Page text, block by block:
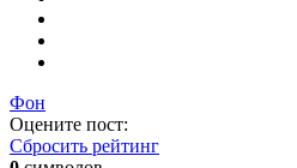
Фон
Оцените пост:
Сбросить рейтинг